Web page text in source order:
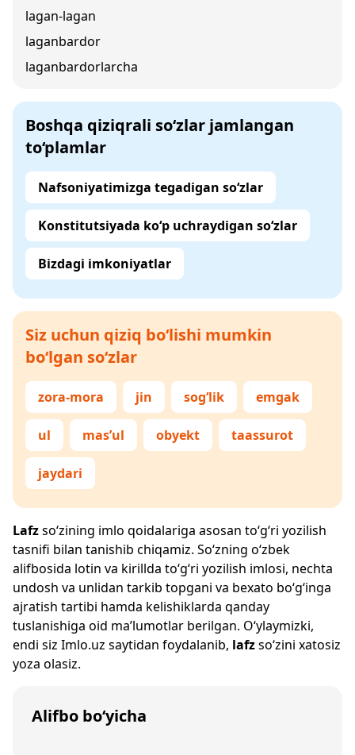
lagan-lagan
laganbardor
laganbardorlarcha
Boshqa qiziqrali so‘zlar jamlangan
to‘plamlar
Nafsoniyatimizga tegadigan so‘zlar
Konstitutsiyada ko‘p uchraydigan so‘zlar
Bizdagi imkoniyatlar
Siz uchun qiziq bo‘lishi mumkin
bo‘lgan so‘zlar
zora-mora jin sog‘lik emgak
ul mas’ul obyekt taassurot
jaydari
Lafzso‘zining imlo qoidalariga asosan to‘g‘ri yozilish
tasnifi bilan tanishib chiqamiz. So‘zning o‘zbek
alifbosida lotin va kirillda to‘g‘ri yozilish imlosi, nechta
undosh va unlidan tarkib topgani va bexato bo‘g‘inga
ajratish tartibi hamda kelishiklarda qanday
tuslanishiga oid ma’lumotlar berilgan. O‘ylaymizki,
endi siz Imlo.uz saytidan foydalanib, lafzso‘zini xatosiz
yoza olasiz.
Alifbo bo‘yicha